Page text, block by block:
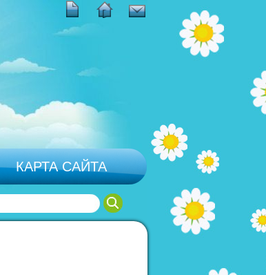
КАРТА САЙТА